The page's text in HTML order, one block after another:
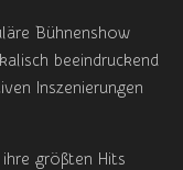
Bühnenshow
beeindruckend
Inszenierungen
größten Hits